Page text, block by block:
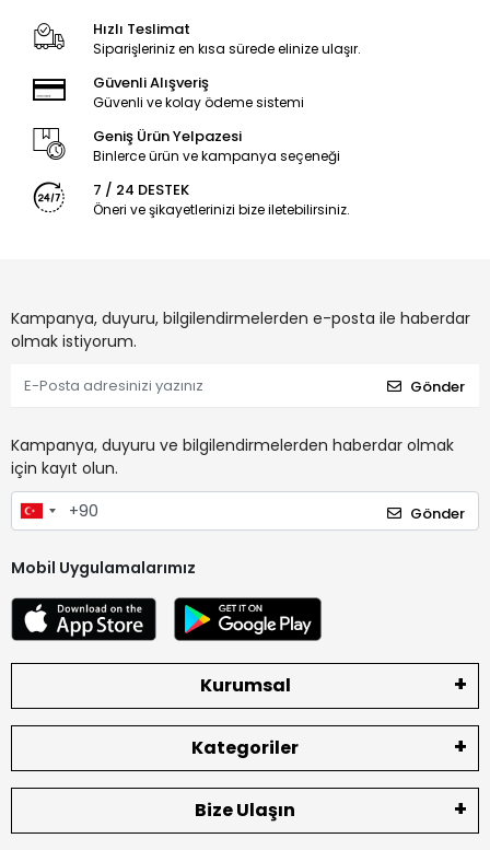
Hızlı Teslimat
Siparişleriniz en kısa sürede elinize ulaşır.
Güvenli Alışveriş
Güvenli ve kolay ödeme sistemi
Geniş Ürün Yelpazesi
Binlerce ürün ve kampanya seçeneği
7 / 24 DESTEK
Öneri ve şikayetlerinizi bize iletebilirsiniz.
Kampanya, duyuru, bilgilendirmelerden e-posta ile haberdar
olmak istiyorum.
Gönder
Kampanya, duyuru ve bilgilendirmelerden haberdar olmak
için kayıt olun.
Gönder
Mobil Uygulamalarımız
Kurumsal
Kategoriler
Bize Ulaşın